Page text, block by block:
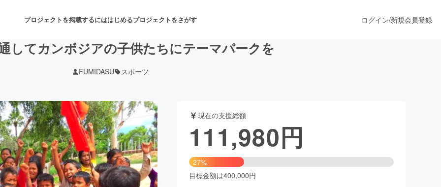
プロジェクトを掲載するにははじめるプロジェクトをさがす
音楽 舞台・パフォーマンス
ゲーム・サービス開発 フード・飲食店 ファッション
書籍・雑誌出版 アニメ・漫画
ログイン/新規会員登録
してカンボジアの子供たちにテーマパークを
FUMIDASU スポーツ
現在の支援総額
111,980円
27%
目標金額は400,000円